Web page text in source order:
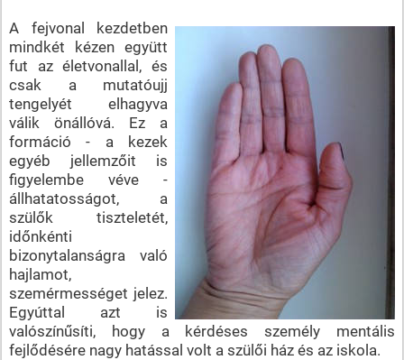
A fejvonal kezdetben
mindkét kézen együtt
fut az életvonallal, és
csak a mutatóujj
tengelyét elhagyva
válik önállóvá. Ez a
formáció - a kezek
egyéb jellemzőit is
figyelembe véve -
állhatatosságot, a
szülők tiszteletét,
időnkénti
bizonytalanságra való
hajlamot,
szemérmességet jelez.
Egyúttal azt is
valószínűsíti, hogy a kérdéses személy mentális
fejlődésére nagy hatással volt a szülői ház és az iskola.